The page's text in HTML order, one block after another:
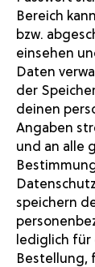
Bereich
bzw.
einsehen
Daten
der
deinen
Angaben
und an alle
speichern
lediglich für
Bestellung,